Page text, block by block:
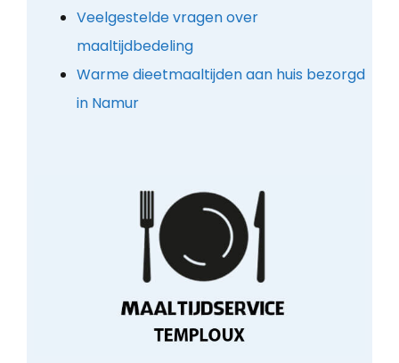
Veelgestelde vragen over
maaltijdbedeling
Warme dieetmaaltijden aan huis bezorgd
in Namur